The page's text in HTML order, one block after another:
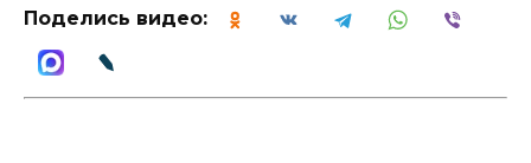
Поделись видео: